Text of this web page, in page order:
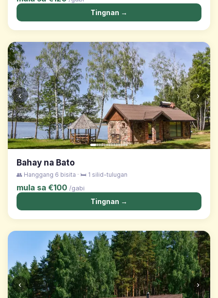
Tingnan →
‹ ›
Bahay na Bato
👥 Hanggang 6 bisita · 🛏️ 1 silid-tulugan
mula sa €100 /gabi
Tingnan →
‹ ›